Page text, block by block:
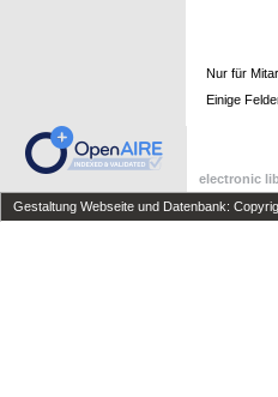
Nur für
Einige
electronic
Gestaltung Webseite und Datenbank: